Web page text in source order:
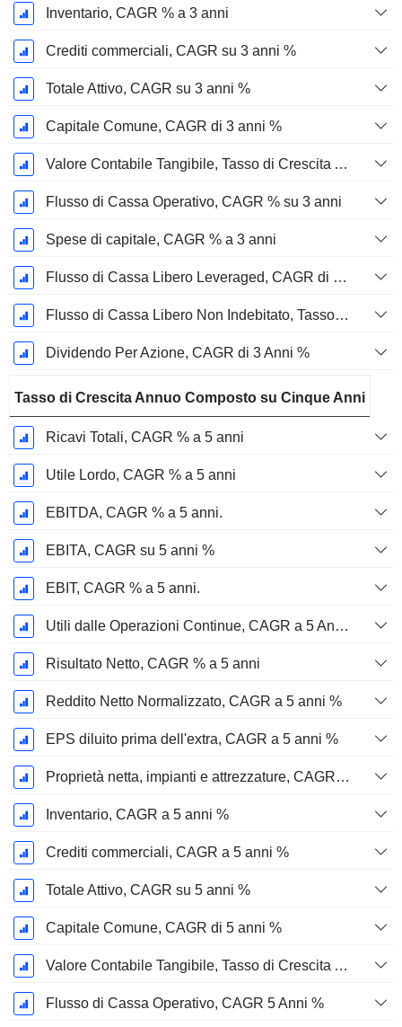
Inventario, CAGR % a 3 anni
Crediti commerciali, CAGR su 3 anni %
Totale Attivo, CAGR su 3 anni %
Capitale Comune, CAGR di 3 anni %
Valore Contabile Tangibile, Tasso di Crescita Annuo Composto su 3 anni %
Flusso di Cassa Operativo, CAGR % su 3 anni
Spese di capitale, CAGR % a 3 anni
Flusso di Cassa Libero Leveraged, CAGR di 3 Anni %
Flusso di Cassa Libero Non Indebitato, Tasso di Crescita Annuo Composto su 3 Anni %
Dividendo Per Azione, CAGR di 3 Anni %
Tasso di Crescita Annuo Composto su Cinque Anni
Ricavi Totali, CAGR % a 5 anni
Utile Lordo, CAGR % a 5 anni
EBITDA, CAGR % a 5 anni.
EBITA, CAGR su 5 anni %
EBIT, CAGR % a 5 anni.
Utili dalle Operazioni Continue, CAGR a 5 Anni %
Risultato Netto, CAGR % a 5 anni
Reddito Netto Normalizzato, CAGR a 5 anni %
EPS diluito prima dell'extra, CAGR a 5 anni %
Proprietà netta, impianti e attrezzature, CAGR a 5 anni %
Inventario, CAGR a 5 anni %
Crediti commerciali, CAGR a 5 anni %
Totale Attivo, CAGR su 5 anni %
Capitale Comune, CAGR di 5 anni %
Valore Contabile Tangibile, Tasso di Crescita Annuo Composto a 5 Anni %
Flusso di Cassa Operativo, CAGR 5 Anni %